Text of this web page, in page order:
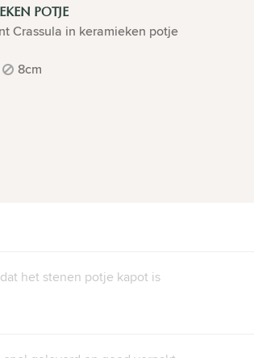
POTJE
Crassula in keramieken potje
8cm
het stenen potje kapot is